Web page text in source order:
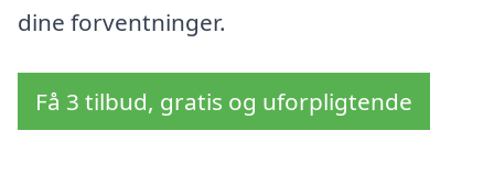
dine forventninger.
Få 3 tilbud, gratis og uforpligtende